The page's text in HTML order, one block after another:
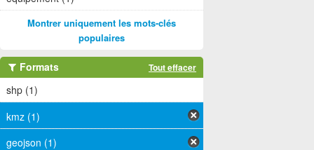
Montrer uniquement les mots-clés
populaires
Formats Tout effacer
shp (1)
kmz (1)
geojson (1)